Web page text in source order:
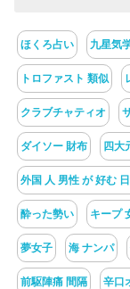
ほくろ占い 九星気
トロファスト 類似
クラブチャティオ
ダイソー 財布 四大
外国 人 男性 が 好む
酔った勢い キープ
夢女子 海 ナンパ
前駆陣痛 間隔 辛口